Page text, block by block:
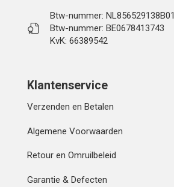
Btw-nummer: NL856529138B01
Btw-nummer: BE0678413743
KvK: 66389542
Klantenservice
Verzenden en Betalen
Algemene Voorwaarden
Retour en Omruilbeleid
Garantie & Defecten